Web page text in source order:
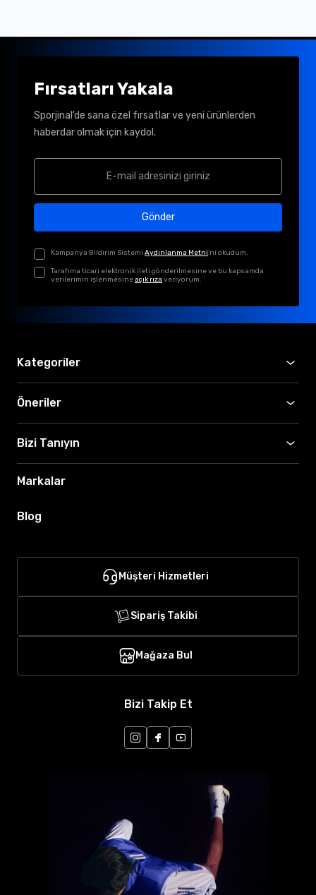
Fırsatları Yakala
Sporjinal’de sana özel fırsatlar ve yeni ürünlerden
haberdar olmak için kaydol.
Gönder
Kampanya Bildirim Sistemi Aydınlanma Metni'ni okudum.
Tarafıma ticari elektronik ileti gönderilmesine ve bu kapsamda
verilerimin işlenmesineaçık rıza veriyorum.
Kategoriler
Öneriler
Bizi Tanıyın
Markalar
Blog
Müşteri Hizmetleri
Sipariş Takibi
Mağaza Bul
Bizi Takip Et